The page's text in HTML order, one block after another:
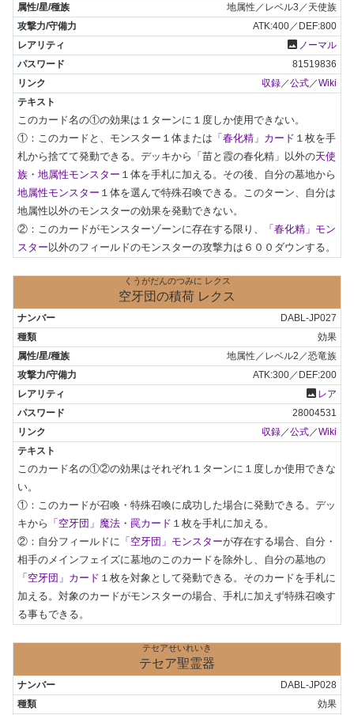
地属性／レベル3／天使族
ATK:400／DEF:800
photo ノーマル
81519836
収録 ／公式 ／Wiki
このカード名の①の効果は１ターンに１度しか使用できない。
①：このカードと、モンスター１体または 「春化精」カード １枚を手
札から捨てて発動できる。デッキから「苗と霞の春化精」以外の天使
族・地属性モンスター １体を手札に加える。その後、自分の墓地から
地属性モンスター １体を選んで特殊召喚できる。このターン、自分は
地属性以外のモンスターの効果を発動できない。
②：このカードがモンスターゾーンに存在する限り、
「春化精」モン
スター以外のフィールドのモンスターの攻撃力は６００ダウンする。
くうがだんのつみに レクス
空牙団の積荷 レクス
DABL-JP027
効果
地属性／レベル2／恐竜族
ATK:300／DEF:200
photo レア
28004531
収録／公式／Wiki
このカード名の①②の効果はそれぞれ１ターンに１度しか使用できな
い。
①：このカードが召喚・特殊召喚に成功した場合に発動できる。デッ
キから 「空牙団」魔法・罠カード １枚を手札に加える。
②：自分フィールドに 「空牙団」モンスターが存在する場合、自分・
相手のメインフェイズに墓地のこのカードを除外し、自分の墓地の
「空牙団」カード １枚を対象として発動できる。そのカードを手札に
加える。対象のカードがモンスターの場合、手札に加えず特殊召喚す
る事もできる。
テセアせいれいき
テセア聖霊器
DABL-JP028
効果